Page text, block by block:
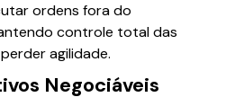
ordens fora do
controle total das
agilidade.
Negociáveis